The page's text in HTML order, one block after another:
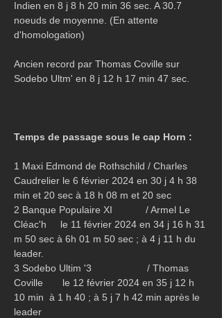
Indien en 8 j 8 h 20 min 36 sec. A 30.7
noeuds de moyenne. (En attente
d'homologation)
Ancien record par Thomas Coville sur
Sodebo Ultm' en 8 j 12 h 17 min 47 sec.
Temps de passage sous le cap Horn :
1 Maxi Edmond de Rothschild / Charles
Caudrelier le 6 février 2024 en 30 j 4 h 38
min et 20 sec à 18 h 08 m et 20 sec
2 Banque Populaire XI            / Armel Le
Cléac'h     le 11 février 2024 en 34 j 16 h 31
m 50 sec à 6h 01 m 50 sec ; à 4 j 11 h du
leader.
3 Sodebo Ultim '3                    / Thomas
Coville       le 12 février 2024 en 35 j 12 h
10 min  à 1 h 40 ; à 5 j 7 h 42 min après le
leader